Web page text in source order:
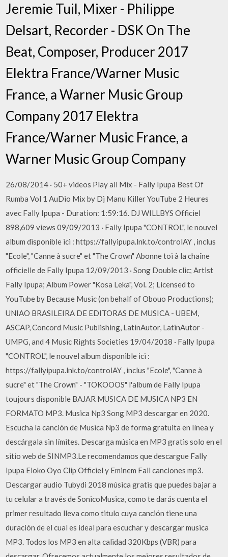
Jeremie Tuil, Mixer - Philippe
Delsart, Recorder - DSK On The
Beat, Composer, Producer 2017
Elektra France/Warner Music
France, a Warner Music Group
Company 2017 Elektra
France/Warner Music France, a
Warner Music Group Company
26/08/2014 · 50+ videos Play all Mix - Fally Ipupa Best Of
Rumba Vol 1 AuDio Mix by Dj Manu Killer YouTube 2 Heures
avec Fally Ipupa - Duration: 1:59:16. DJ WILLBYS Officiel
898,609 views 09/09/2013 · Fally Ipupa "CONTROL", le nouvel
album disponible ici : https://fallyipupa.lnk.to/controlAY , inclus
"Ecole", "Canne à sucre" et "The Crown" Abonne toi à la chaîne
officielle de Fally Ipupa 12/09/2013 · Song Double clic; Artist
Fally Ipupa; Album Power "Kosa Leka", Vol. 2; Licensed to
YouTube by Because Music (on behalf of Obouo Productions);
UNIAO BRASILEIRA DE EDITORAS DE MUSICA - UBEM,
ASCAP, Concord Music Publishing, LatinAutor, LatinAutor -
UMPG, and 4 Music Rights Societies 19/04/2018 · Fally Ipupa
"CONTROL", le nouvel album disponible ici :
https://fallyipupa.lnk.to/controlAY , inclus "Ecole", "Canne à
sucre" et "The Crown" - "TOKOOOS" l'album de Fally Ipupa
toujours disponible BAJAR MUSICA DE MUSICA NP3 EN
FORMATO MP3. Musica Np3 Song MP3 descargar en 2020.
Escucha la canción de Musica Np3 de forma gratuita en línea y
descárgala sin límites. Descarga música en MP3 gratis solo en el
sitio web de SINMP3.Le recomendamos que descargue Fally
Ipupa Eloko Oyo Clip Officiel y Eminem Fall canciones mp3.
Descargar audio Tubydi 2018 música gratis que puedes bajar a
tu celular a través de SonicoMusica, como te darás cuenta el
primer resultado lleva como titulo cuya canción tiene una
duración de el cual es ideal para escuchar y descargar musica
MP3. Todos los MP3 en alta calidad 320Kbps (VBR) para